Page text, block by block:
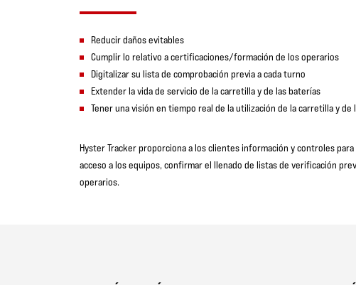
Reducir daños evitables
Cumplir lo relativo a certificaciones/formación de los operarios
Digitalizar su lista de comprobación previa a cada turno
Extender la vida de servicio de la carretilla y de las baterías
Tener una visión en tiempo real de la utilización de la carretilla y de
Hyster Tracker proporciona a los clientes información y controles
acceso a los equipos, confirmar el llenado de listas de verificación
operarios.